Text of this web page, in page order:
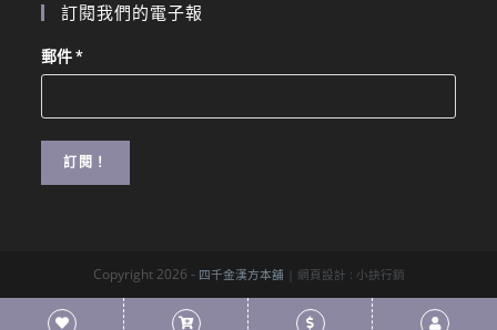
訂閱我們的電子報
郵件*
Copyright 2026 - 四千金漢方本舖 | 網頁設計 : 小訣行銷